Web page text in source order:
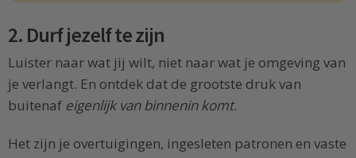
2. Durf jezelf te zijn
Luister naar wat jij wilt, niet naar wat je omgeving van
je verlangt. En ontdek dat de grootste druk van
buitenaf eigenlijk van binnenin komt.
Het zijn je overtuigingen, ingesleten patronen en vaste